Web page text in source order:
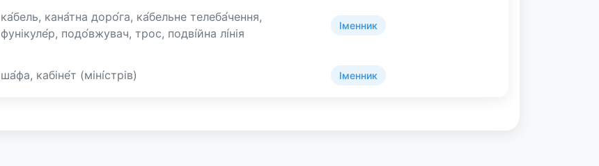
ка́бель, кана́тна доро́га, ка́бельне телеба́чення,
фунікуле́р, подо́вжувач, трос, подві́йна лі́нія
Іменник
ша́фа, кабіне́т (міні́стрів) Іменник